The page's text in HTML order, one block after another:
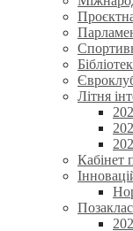
Літня
Кабінет